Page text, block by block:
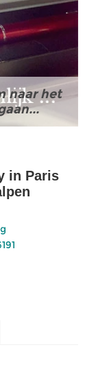
naar het
in Paris